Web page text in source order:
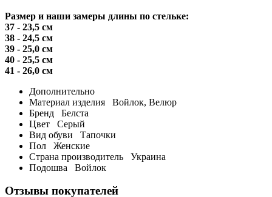
Размер и наши замеры длины по стельке:
37 - 23,5 см
38 - 24,5 см
39 - 25,0 см
40 - 25,5 см
41 - 26,0 см
Дополнительно
Материал изделия
Войлок, Велюр
Бренд
Белста
Цвет
Серый
Вид обуви
Тапочки
Пол
Женские
Страна производитель
Украина
Подошва
Войлок
Отзывы покупателей